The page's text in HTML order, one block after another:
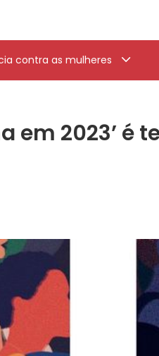
contra as mulheres
em 2023’